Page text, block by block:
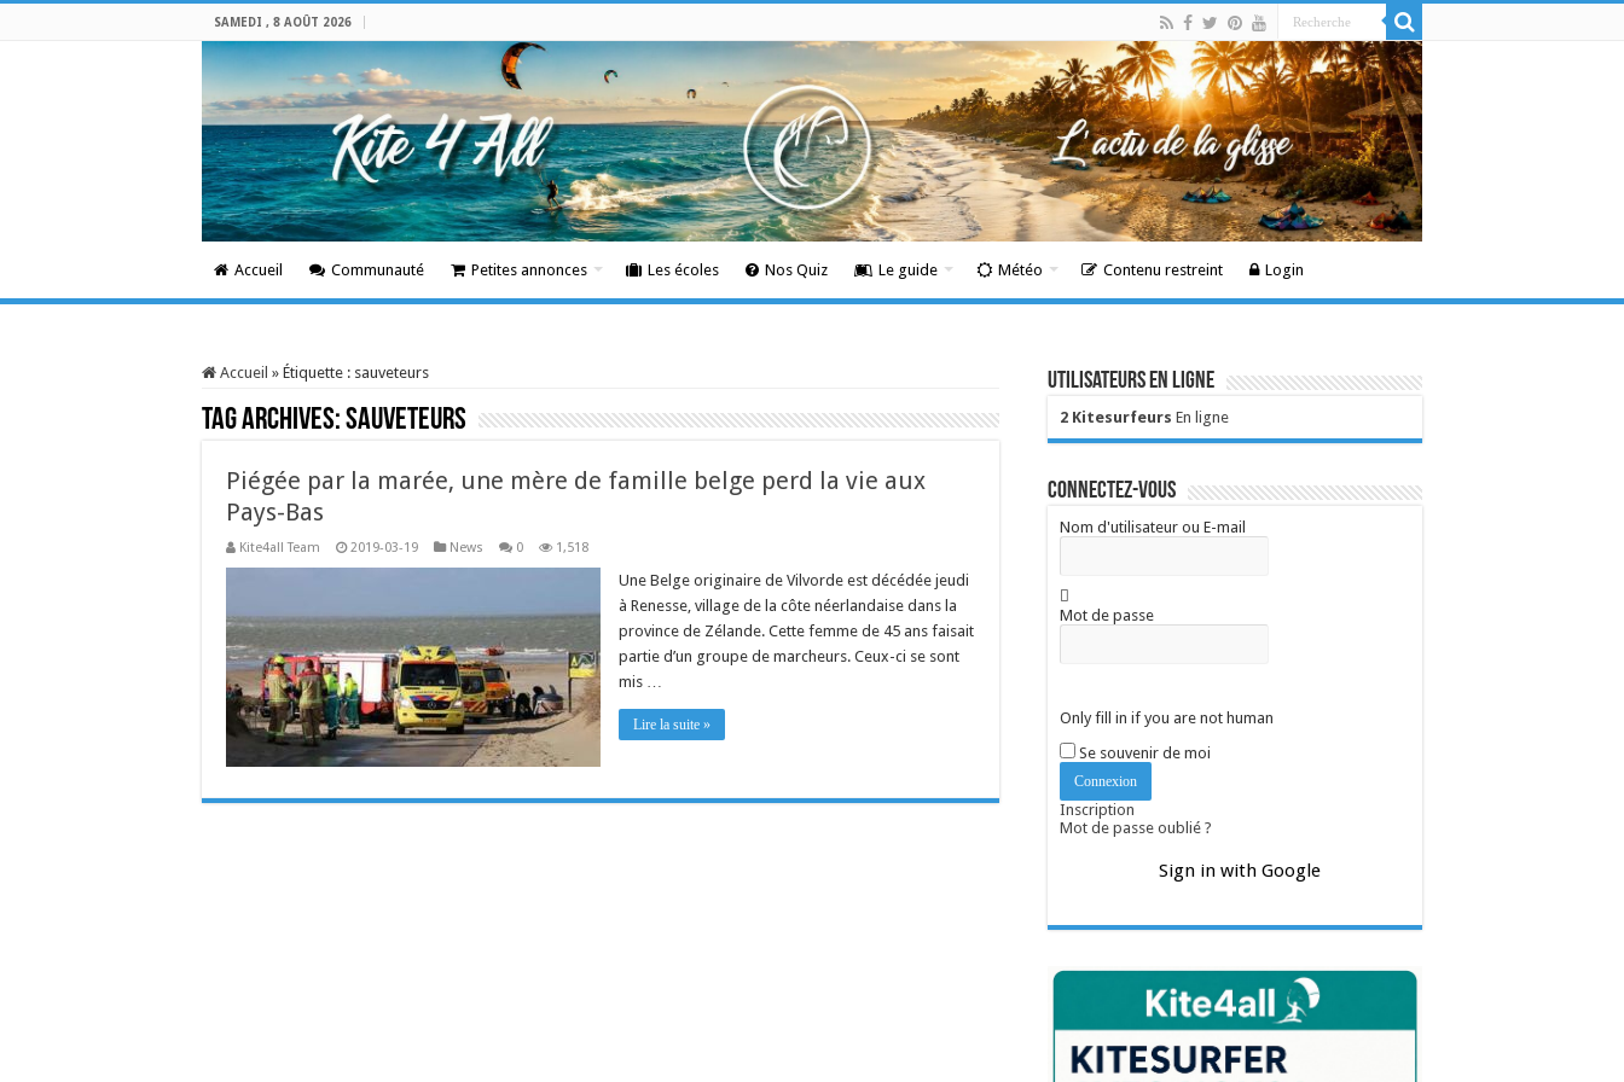
SAMEDI , 8 AOÛT 2026
Accueil Communauté Petites annonces Les écoles Nos Quiz Le guide Météo Contenu restreint Login
Accueil » Étiquette : sauveteurs
Tag Archives:sauveteurs
Piégée par la marée, une mère de famille belge perd la vie aux
Pays-Bas
Kite4all Team 2019-03-19 News 0 1,518
Une Belge originaire de Vilvorde est décédée jeudi
à Renesse, village de la côte néerlandaise dans la
province de Zélande. Cette femme de 45 ans faisait
partie d’un groupe de marcheurs. Ceux-ci se sont
mis …
Lire la suite »
Utilisateurs en ligne
2 Kitesurfeurs En ligne
Connectez-vous
Nom d'utilisateur ou E-mail
Mot de passe
Only fill in if you are not human
Se souvenir de moi
Inscription
Mot de passe oublié ?
Sign in with Google